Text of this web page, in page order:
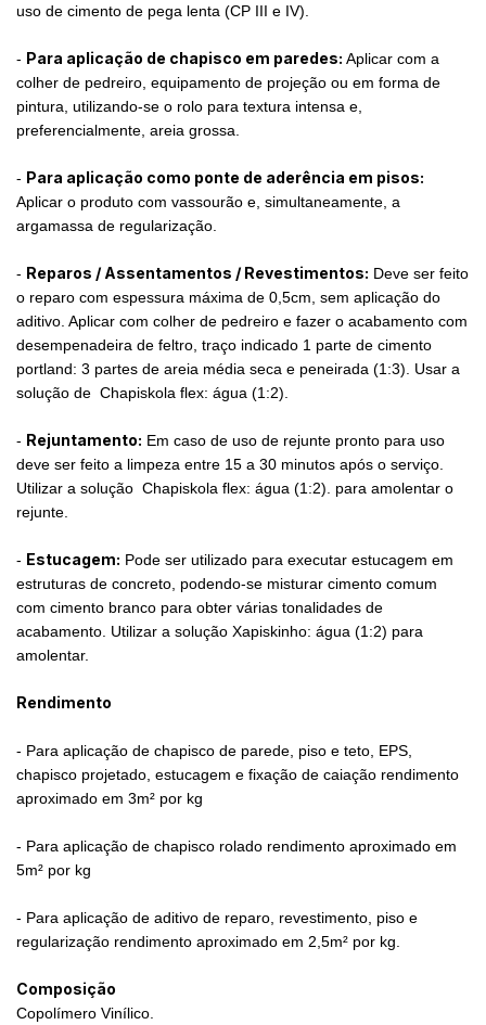
uso de cimento de pega lenta (CP III e IV).
- Para aplicação de chapisco em paredes: Aplicar com a
colher de pedreiro, equipamento de projeção ou em forma de
pintura, utilizando-se o rolo para textura intensa e,
preferencialmente, areia grossa.
- Para aplicação como ponte de aderência em pisos:
Aplicar o produto com vassourão e, simultaneamente, a
argamassa de regularização.
- Reparos / Assentamentos / Revestimentos: Deve ser feito
o reparo com espessura máxima de 0,5cm, sem aplicação do
aditivo. Aplicar com colher de pedreiro e fazer o acabamento com
desempenadeira de feltro, traço indicado 1 parte de cimento
portland: 3 partes de areia média seca e peneirada (1:3). Usar a
solução de Chapiskola flex: água (1:2).
- Rejuntamento: Em caso de uso de rejunte pronto para uso
deve ser feito a limpeza entre 15 a 30 minutos após o serviço.
Utilizar a solução Chapiskola flex: água (1:2). para amolentar o
rejunte.
- Estucagem: Pode ser utilizado para executar estucagem em
estruturas de concreto, podendo-se misturar cimento comum
com cimento branco para obter várias tonalidades de
acabamento. Utilizar a solução Xapiskinho: água (1:2) para
amolentar.
Rendimento
- Para aplicação de chapisco de parede, piso e teto, EPS,
chapisco projetado, estucagem e fixação de caiação rendimento
aproximado em 3m² por kg
- Para aplicação de chapisco rolado rendimento aproximado em
5m² por kg
- Para aplicação de aditivo de reparo, revestimento, piso e
regularização rendimento aproximado em 2,5m² por kg.
Composição
Copolímero Vinílico.